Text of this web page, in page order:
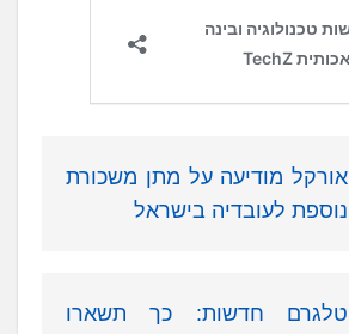
אורקל מודיעה על מתן משכורת
נוספת לעובדיה בישראל
טלגרם חדשות: כך תשארו